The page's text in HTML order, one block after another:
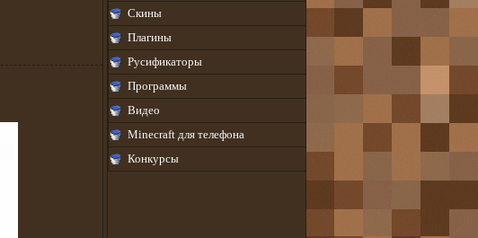
Скины
Плагины
Русификаторы
Программы
Видео
Minecraft для телефона
Конкурсы